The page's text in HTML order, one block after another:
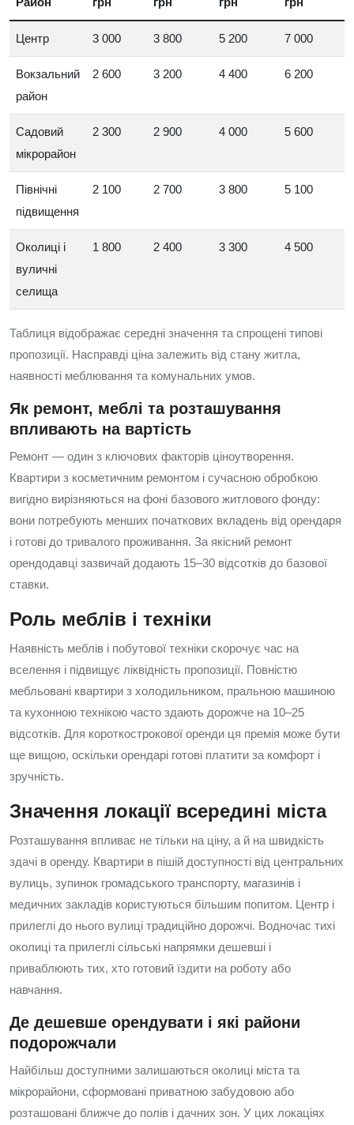
Центр 3 000 3 800 5 200 7 000
Вокзальний
район
2 600 3 200 4 400 6 200
Садовий
мікрорайон
2 300 2 900 4 000 5 600
Північні
підвищення
2 100 2 700 3 800 5 100
Околиці і
вуличні
селища
1 800 2 400 3 300 4 500
Таблиця відображає середні значення та спрощені типовi
пропозиції. Насправді ціна залежить від стану житла,
наявності меблювання та комунальних умов.
Як ремонт, меблі та розташування
впливають на вартість
Ремонт — один з ключових факторів ціноутворення.
Квартири з косметичним ремонтом і сучасною обробкою
вигідно вирізняються на фоні базового житлового фонду:
вони потребують менших початкових вкладень від орендаря
і готові до тривалого проживання. За якісний ремонт
орендодавці зазвичай додають 15–30 відсотків до базової
ставки.
Роль меблів і техніки
Наявність меблів і побутової техніки скорочує час на
вселення і підвищує ліквідність пропозиції. Повністю
мебльовані квартири з холодильником, пральною машиною
та кухонною технікою часто здають дорожче на 10–25
відсотків. Для короткострокової оренди ця премія може бути
ще вищою, оскільки орендарі готові платити за комфорт і
зручність.
Значення локації всередині міста
Розташування впливає не тільки на ціну, а й на швидкість
здачі в оренду. Квартири в пішій доступності від центральних
вулиць, зупинок громадського транспорту, магазинів і
медичних закладів користуються більшим попитом. Центр і
прилеглі до нього вулиці традиційно дорожчі. Водночас тихі
околиці та прилеглі сільські напрямки дешевші і
приваблюють тих, хто готовий їздити на роботу або
навчання.
Де дешевше орендувати і які райони
подорожчали
Найбільш доступними залишаються околиці міста та
мікрорайони, сформовані приватною забудовою або
розташовані ближче до полів і дачних зон. У цих локаціях